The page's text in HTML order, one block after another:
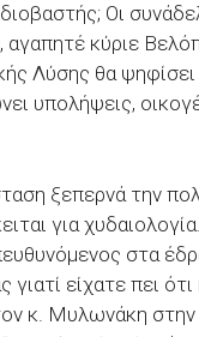
Οι
αγαπητέ κύριε
Λύσης θα ψηφίσει
υπολήψεις,
ξεπερνά την
για
στα
είχατε πει
κ. Μυλωνάκη στην